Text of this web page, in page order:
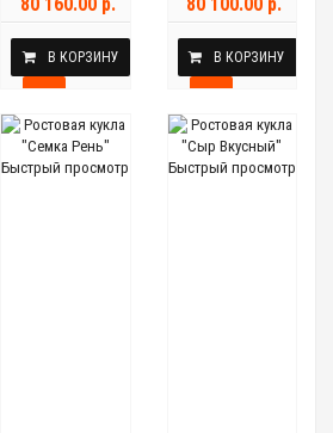
В КОРЗИНУ В КОРЗИНУ
Быстрый просмотр Быстрый просмотр